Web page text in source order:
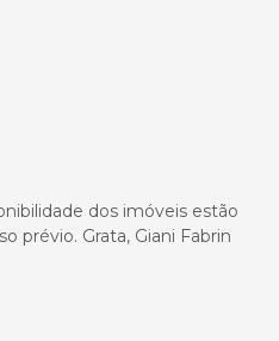
dos imóveis estão
prévio. Grata, Giani Fabrin